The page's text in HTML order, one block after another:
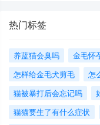
热门标签
养蓝猫会臭吗 金毛怀
怎样给金毛犬剪毛
怎
猫被暴打后会忘记吗
猫猫要生了有什么症状